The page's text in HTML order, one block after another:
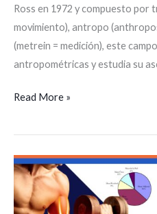
Ross en 1972 y compuesto por
movimiento), antropo
(metrein = medición), este
antropométricas y estudia su
Read More »
Índice
Músculo
Oseo: